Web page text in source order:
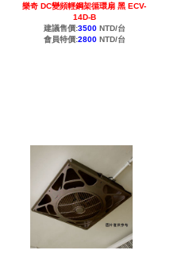
樂奇 DC變頻輕鋼架循環扇 黑 ECV-
14D-B
建議售價:3500NTD/台
會員特價:2800NTD/台